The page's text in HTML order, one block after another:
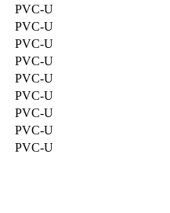
PVC-U
PVC-U
PVC-U
PVC-U
PVC-U
PVC-U
PVC-U
PVC-U
PVC-U